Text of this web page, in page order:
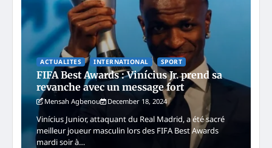
ACTUALITES INTERNATIONAL SPORT
FIFA Best Awards : Vinícius Jr. prend sa
revanche avec un message fort
Mensah Agbenou December 18, 2024
Vinícius Junior, attaquant du Real Madrid, a été sacré
meilleur joueur masculin lors des FIFA Best Awards
mardi soir à…